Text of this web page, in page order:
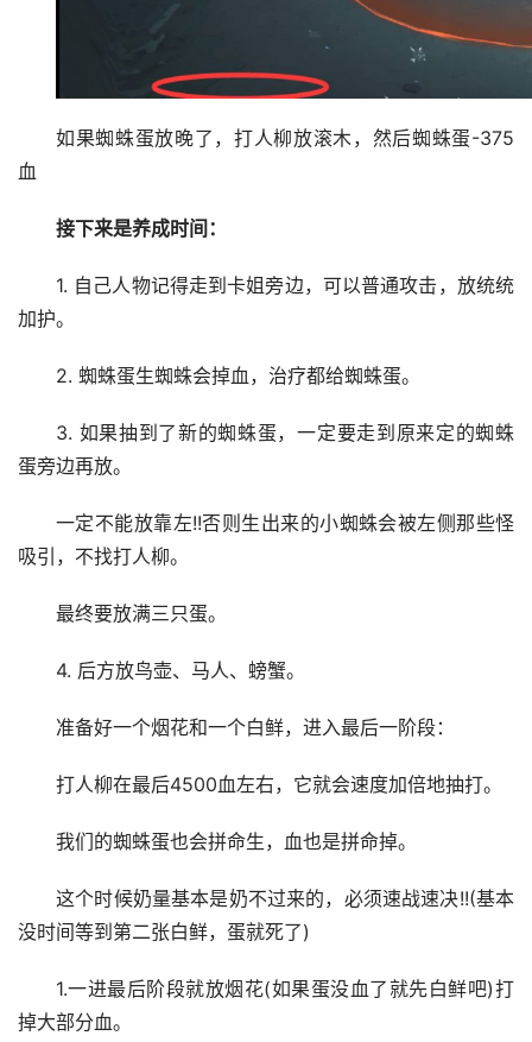
如果蜘蛛蛋放晚了，打人柳放滚木，然后蜘蛛蛋-375
血
接下来是养成时间：
1. 自己人物记得走到卡姐旁边，可以普通攻击，放统统
加护。
2. 蜘蛛蛋生蜘蛛会掉血，治疗都给蜘蛛蛋。
3. 如果抽到了新的蜘蛛蛋，一定要走到原来定的蜘蛛
蛋旁边再放。
一定不能放靠左!!否则生出来的小蜘蛛会被左侧那些怪
吸引，不找打人柳。
最终要放满三只蛋。
4. 后方放鸟壶、马人、螃蟹。
准备好一个烟花和一个白鲜，进入最后一阶段：
打人柳在最后4500血左右，它就会速度加倍地抽打。
我们的蜘蛛蛋也会拼命生，血也是拼命掉。
这个时候奶量基本是奶不过来的，必须速战速决!!(基本
没时间等到第二张白鲜，蛋就死了)
1.一进最后阶段就放烟花(如果蛋没血了就先白鲜吧)打
掉大部分血。